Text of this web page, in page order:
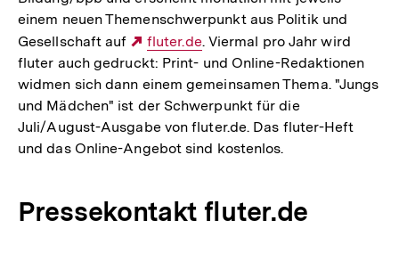
einem neuen Themenschwerpunkt aus Politik und
Gesellschaft auf
Externer
Link:
fluter.de. Viermal pro Jahr wird
fluter auch gedruckt: Print- und Online-Redaktionen
widmen sich dann einem gemeinsamen Thema. "Jungs
und Mädchen" ist der Schwerpunkt für die
Juli/August-Ausgabe von fluter.de. Das fluter-Heft
und das Online-Angebot sind kostenlos.
Pressekontakt fluter.de